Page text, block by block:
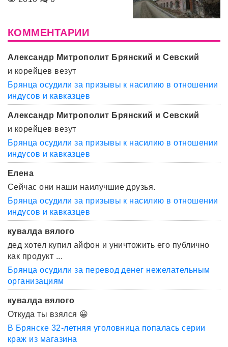
КОММЕНТАРИИ
Александр Митрополит Брянский и Севский
и корейцев везут
Брянца осудили за призывы к насилию в отношении
индусов и кавказцев
Александр Митрополит Брянский и Севский
и корейцев везут
Брянца осудили за призывы к насилию в отношении
индусов и кавказцев
Елена
Сейчас они наши наилучшие друзья.
Брянца осудили за призывы к насилию в отношении
индусов и кавказцев
кувалда вялого
дед хотел купил айфон и уничтожить его публично
как продукт ...
Брянца осудили за перевод денег нежелательным
организациям
кувалда вялого
Откуда ты взялся 😀
В Брянске 32-летняя уголовница попалась серии
краж из магазина